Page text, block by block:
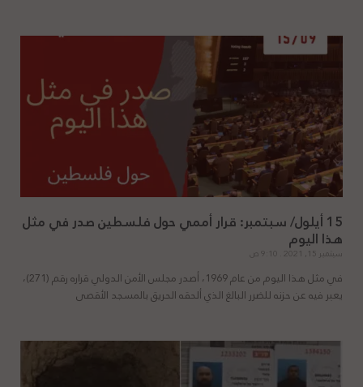
15 أيلول/ سبتمبر: قرار أممي حول فلسطين صدر في مثل
هذا اليوم
سبتمبر 15, 2021
في مثل هذا اليوم من عام 1969، أصدر مجلس الأمن الدولي قراره رقم (271)،
يعبر فيه عن حزنه للضرر البالغ الذي ألحقه الحريق بالمسجد الأقصى